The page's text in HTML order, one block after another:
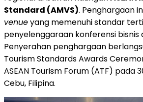
Standard (AMVS). Penghargaan
venueyang memenuhi standar
penyelenggaraan konferensi bisnis
Penyerahan penghargaan
Tourism Standards Awards
ASEAN Tourism Forum (ATF) pada
Cebu, Filipina.